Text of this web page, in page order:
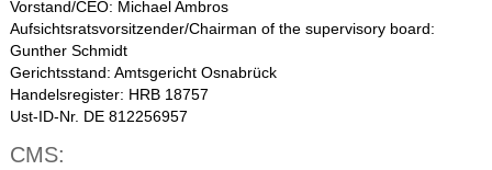
Vorstand/CEO: Michael Ambros
Aufsichtsratsvorsitzender/Chairman of the supervisory board:
Gunther Schmidt
Gerichtsstand: Amtsgericht Osnabrück
Handelsregister: HRB 18757
Ust-ID-Nr. DE 812256957
CMS: